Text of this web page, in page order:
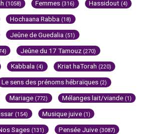
(1058) Femmes (316) Hassidout (4)
Hochaana Rabba (18)
Jeûne de Guedalia (51)
Jeûne du 17 Tamouz (270)
Kabbala (4) Kriat haTorah (220)
Le sens des prénoms hébraïques (2)
Mariage (772) Mélanges lait/viande (1)
(154) Musique juive (1)
Sages (131) Pensée Juive (3087)